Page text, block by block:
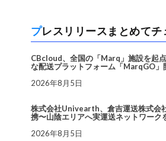
プレスリリースまとめて
CBcloud、全国の「Marq」施設を起
な配送プラットフォーム「MarqGO」
2026年8月5日
株式会社Univearth、倉吉運送株式会
携〜山陰エリアへ実運送ネットワーク
2026年8月5日